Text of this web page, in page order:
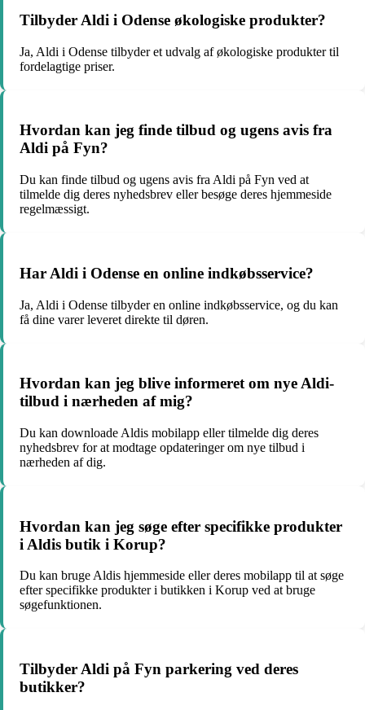
Tilbyder Aldi i Odense økologiske produkter?
Ja, Aldi i Odense tilbyder et udvalg af økologiske produkter til
fordelagtige priser.
Hvordan kan jeg finde tilbud og ugens avis fra
Aldi på Fyn?
Du kan finde tilbud og ugens avis fra Aldi på Fyn ved at
tilmelde dig deres nyhedsbrev eller besøge deres hjemmeside
regelmæssigt.
Har Aldi i Odense en online indkøbsservice?
Ja, Aldi i Odense tilbyder en online indkøbsservice, og du kan
få dine varer leveret direkte til døren.
Hvordan kan jeg blive informeret om nye Aldi-
tilbud i nærheden af mig?
Du kan downloade Aldis mobilapp eller tilmelde dig deres
nyhedsbrev for at modtage opdateringer om nye tilbud i
nærheden af dig.
Hvordan kan jeg søge efter specifikke produkter
i Aldis butik i Korup?
Du kan bruge Aldis hjemmeside eller deres mobilapp til at søge
efter specifikke produkter i butikken i Korup ved at bruge
søgefunktionen.
Tilbyder Aldi på Fyn parkering ved deres
butikker?